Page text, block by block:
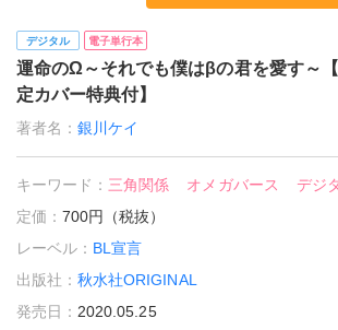
デジタル 電子単行本
運命のΩ～それでも僕はβの君を愛す～
定カバー特典付】
著者名：銀川ケイ
キーワード： 三角関係 オメガバース デジ
定価：700円（税抜）
レーベル： BL宣言
出版社：秋水社ORIGINAL
発売日： 2020.05.25